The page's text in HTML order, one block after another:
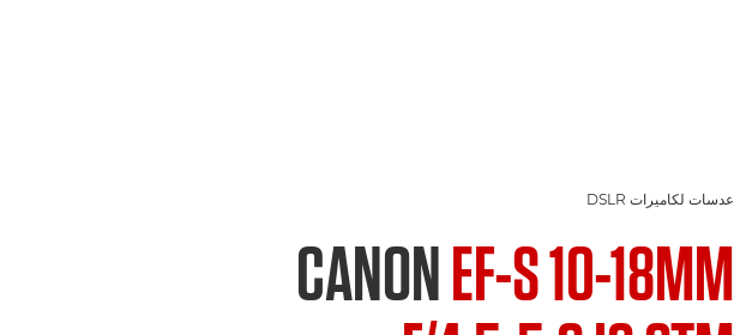
عدسات لكاميرات DSLR
CANONEF-S 10-18MM